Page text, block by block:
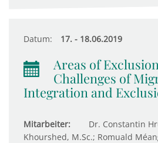
Datum: 17. - 18.06.2019
Areas of
Challenges of
Integration and
Mitarbeiter:
Dr. Constantin
Khourshed, M.Sc.; Romuald